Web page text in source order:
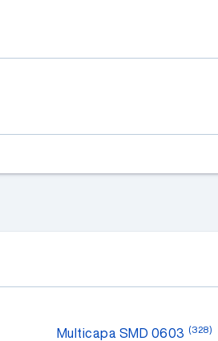
Multicapa SMD 0603 (328)